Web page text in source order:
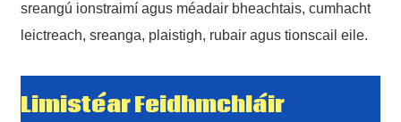
sreangú ionstraimí agus méadair bheachtais, cumhacht
leictreach, sreanga, plaistigh, rubair agus tionscail eile.
Limistéar Feidhmchláir